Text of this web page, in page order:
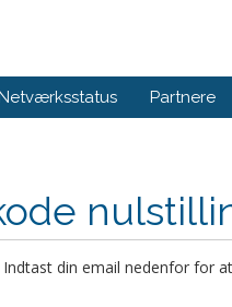
Partnere
Indtast din email nedenfor for